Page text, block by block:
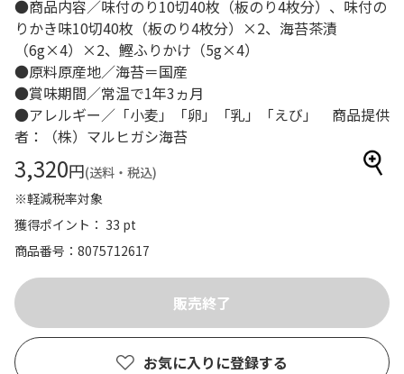
●商品内容／味付のり10切40枚（板のり4枚分）、味付の
りかき味10切40枚（板のり4枚分）×2、海苔茶漬
（6g×4）×2、鰹ふりかけ（5g×4）
●原料原産地／海苔＝国産
●賞味期間／常温で1年3ヵ月
●アレルギー／「小麦」「卵」「乳」「えび」 商品提供
者：（株）マルヒガシ海苔
3,320円(送料・税込)
※軽減税率対象
獲得ポイント： 33 pt
商品番号
8075712617
お気に入りに登録する